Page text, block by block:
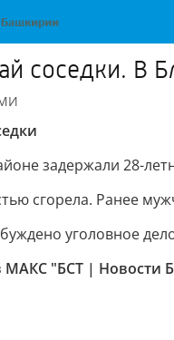
соседки. В
задержали 28-
сгорела. Ранее
уголовное
МАКС "БСТ | Новости